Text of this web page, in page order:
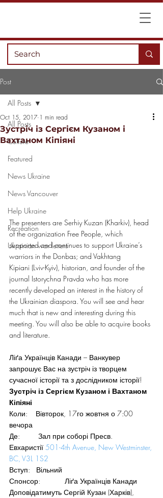
Post
All Posts
Culture
Featured
News Ukraine
News Vancouver
Help Ukraine
Recreation
Ukrainian war letters
All Posts
Зустріч із Сергієм Кузаном і
Вахтаном Кіпіяні
Oct 15, 2017 1 min read
The presenters are Serhiy Kuzan (Kharkiv), head
of the organization Free People, which
supported and continues to support Ukraine’s
warriors in the Donbas; and Vakhtang
Kipiani (Lviv-Kyiv), historian, and founder of the
journal Istorychna Pravda who has more
recently developed an interest in the history of
the Ukrainian diaspora. You will see and hear
much that is new and interesting during this
meeting. You will also be able to acquire books
and literature.
Ліґа Українців Канади – Ванкувер
запрошує Вас на зустріч із творцем
сучасної історії та з дослідником історії!
Зустріч із Сергієм Кузаном і Вахтаном
Кіпіяні
Коли:    Вівторок, 17го жовтня о 7:00
вечора
Де:         Зал при соборі Пресв.
Евхаристії 501-4th Avenue, New Westminster,
BC, V3L 1S2
Вступ:   Вільний
Спонсор:            Ліґа Українців Канади
Доповідатимуть Сергій Кузан (Харків),